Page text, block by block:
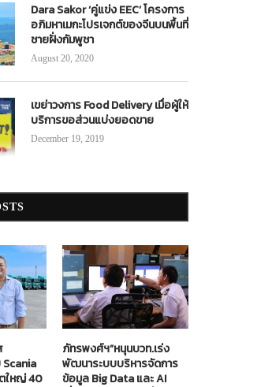
Dara Sakor ‘คู่แข่ง EEC’ โครงการ
อภิมหาเมกะโปรเจกต์ของจีนบนพื้นที่
ชายฝั่งกัมพูชา
August 20, 2020
เขย่าวงการ Food Delivery เมื่อผู้ให้
บริการขอส่วนแบ่งยอดขาย
December 19, 2019
ใหญ่ 40
ภัทรพงศ์ฯ”หนุนบวท.เร่ง
พัฒนาระบบบริหารจัดการ
ข้อมูล Big Data และ AI